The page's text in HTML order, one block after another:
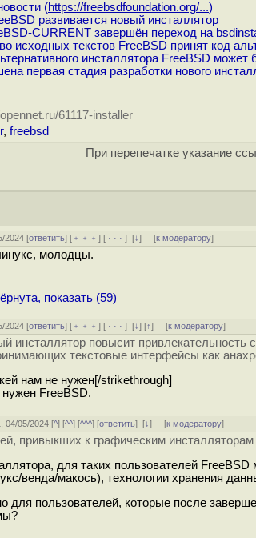
(https://freebsdfoundation.org/...)
развивается новый инсталлятор
CURRENT завершён переход на
исходных текстов FreeBSD принят код
инсталлятора FreeBSD может
первая стадия разработки нового
61117-installer
, freebsd
При перепечатке указание
2024 [ответить] [ ﹢﹢﹢] [ · · ·][↓] [к модератору]
молодцы.
показать (59)
2024 [ответить] [ ﹢﹢﹢] [ · · ·][↓] [↑] [к модератору]
инсталлятор повысит
текстовые интерфейсы как
нам не нужен[/strikethrough]
нужен FreeBSD.
04/05/2024 [^] [^^] [^^^] [ответить][↓] [к модератору]
привыкших к графическим
для таких пользователей
венда/макось), технологии хранения
для пользователей, которые после